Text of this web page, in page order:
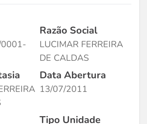
Razão Social
LUCIMAR FERREIRA
DE CALDAS
Data Abertura
13/07/2011
Tipo Unidade